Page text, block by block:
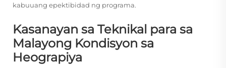
kabuuang epektibidad ng programa.
Kasanayan sa Teknikal para sa
Malayong Kondisyon sa
Heograpiya